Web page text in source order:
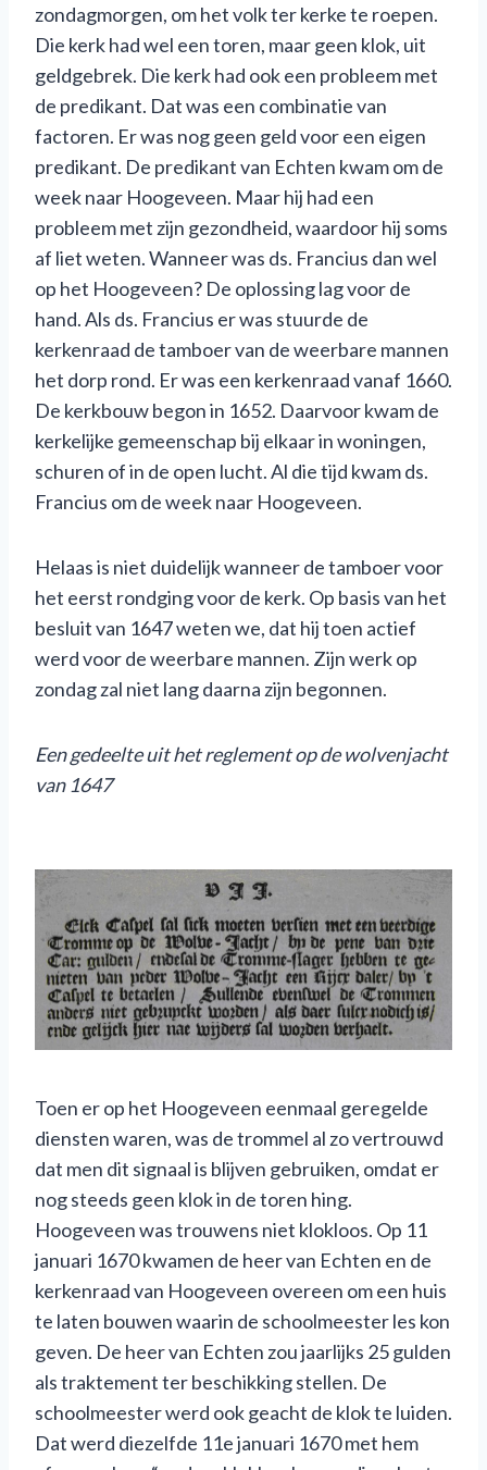
zondagmorgen, om het volk ter kerke te roepen.
Die kerk had wel een toren, maar geen klok, uit
geldgebrek. Die kerk had ook een probleem met
de predikant. Dat was een combinatie van
factoren. Er was nog geen geld voor een eigen
predikant. De predikant van Echten kwam om de
week naar Hoogeveen. Maar hij had een
probleem met zijn gezondheid, waardoor hij soms
af liet weten. Wanneer was ds. Francius dan wel
op het Hoogeveen? De oplossing lag voor de
hand. Als ds. Francius er was stuurde de
kerkenraad de tamboer van de weerbare mannen
het dorp rond. Er was een kerkenraad vanaf 1660.
De kerkbouw begon in 1652. Daarvoor kwam de
kerkelijke gemeenschap bij elkaar in woningen,
schuren of in de open lucht. Al die tijd kwam ds.
Francius om de week naar Hoogeveen.
Helaas is niet duidelijk wanneer de tamboer voor
het eerst rondging voor de kerk. Op basis van het
besluit van 1647 weten we, dat hij toen actief
werd voor de weerbare mannen. Zijn werk op
zondag zal niet lang daarna zijn begonnen.
Een gedeelte uit het reglement op de wolvenjacht
van 1647
Toen er op het Hoogeveen eenmaal geregelde
diensten waren, was de trommel al zo vertrouwd
dat men dit signaal is blijven gebruiken, omdat er
nog steeds geen klok in de toren hing.
Hoogeveen was trouwens niet klokloos. Op 11
januari 1670 kwamen de heer van Echten en de
kerkenraad van Hoogeveen overeen om een huis
te laten bouwen waarin de schoolmeester les kon
geven. De heer van Echten zou jaarlijks 25 gulden
als traktement ter beschikking stellen. De
schoolmeester werd ook geacht de klok te luiden.
Dat werd diezelfde 11e januari 1670 met hem